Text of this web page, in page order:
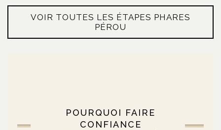
VOIR TOUTES LES ÉTAPES PHARES
PÉROU
POURQUOI FAIRE
CONFIANCE